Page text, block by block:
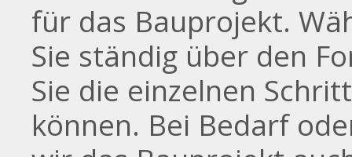
für das Bauprojekt.
Sie ständig über den
Sie die einzelnen
können. Bei Bedarf